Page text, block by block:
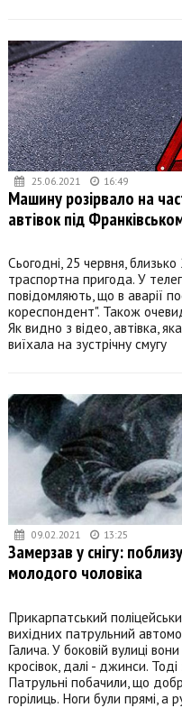
25.06.2021 16:49
Машину розірвало на
автівок під
Сьогодні, 25 червня,
траспортна пригода. У
повідомляють, що в аварії
кореспондент". Також
Як видно з відео, автівка,
виїхала на зустрічну смугу
09.02.2021 13:25
Замерзав у снігу:
молодого чоловіка
Прикарпатський
вихідних патрульний
Галича. У боковій вулиці
кросівок, далі - джинси.
Патрульні побачили, що
горілиць. Ноги були прямі, а